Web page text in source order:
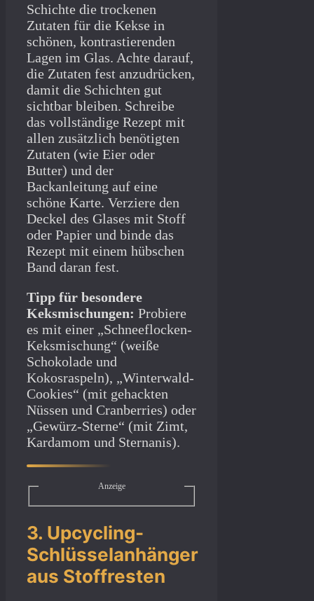
Schichte die trockenen
Zutaten für die Kekse in
schönen, kontrastierenden
Lagen im Glas. Achte darauf,
die Zutaten fest anzudrücken,
damit die Schichten gut
sichtbar bleiben. Schreibe
das vollständige Rezept mit
allen zusätzlich benötigten
Zutaten (wie Eier oder
Butter) und der
Backanleitung auf eine
schöne Karte. Verziere den
Deckel des Glases mit Stoff
oder Papier und binde das
Rezept mit einem hübschen
Band daran fest.
Tipp für besondere
Keksmischungen: Probiere
es mit einer „Schneeflocken-
Keksmischung“ (weiße
Schokolade und
Kokosraspeln), „Winterwald-
Cookies“ (mit gehackten
Nüssen und Cranberries) oder
„Gewürz-Sterne“ (mit Zimt,
Kardamom und Sternanis).
Anzeige
3. Upcycling-
Schlüsselanhänger
aus Stoffresten